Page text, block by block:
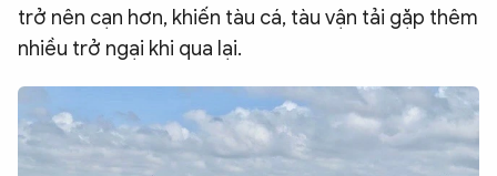
trở nên cạn hơn, khiến tàu cá, tàu vận tải gặp thêm
nhiều trở ngại khi qua lại.